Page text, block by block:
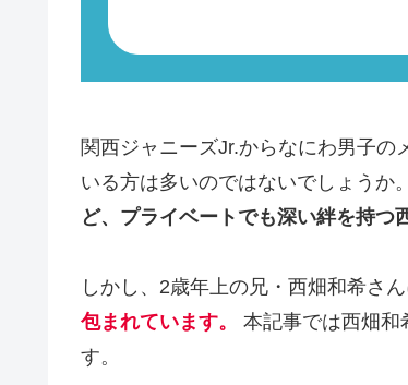
関西ジャニーズJr.からなにわ男子
いる方は多いのではないでしょうか。
ど、プライベートでも深い絆を持つ
しかし、2歳年上の兄・西畑和希さん
包まれています。
本記事では西畑和
す。